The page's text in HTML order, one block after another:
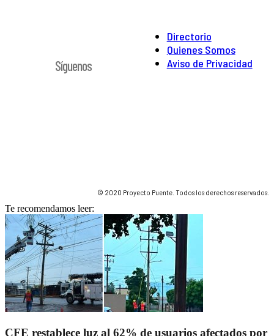
Directorio
Quienes Somos
Aviso de Privacidad
Síguenos
© 2020 Proyecto Puente. Todos los derechos reservados.
Te recomendamos leer:
CFE restablece luz al 62% de usuarios afectados por